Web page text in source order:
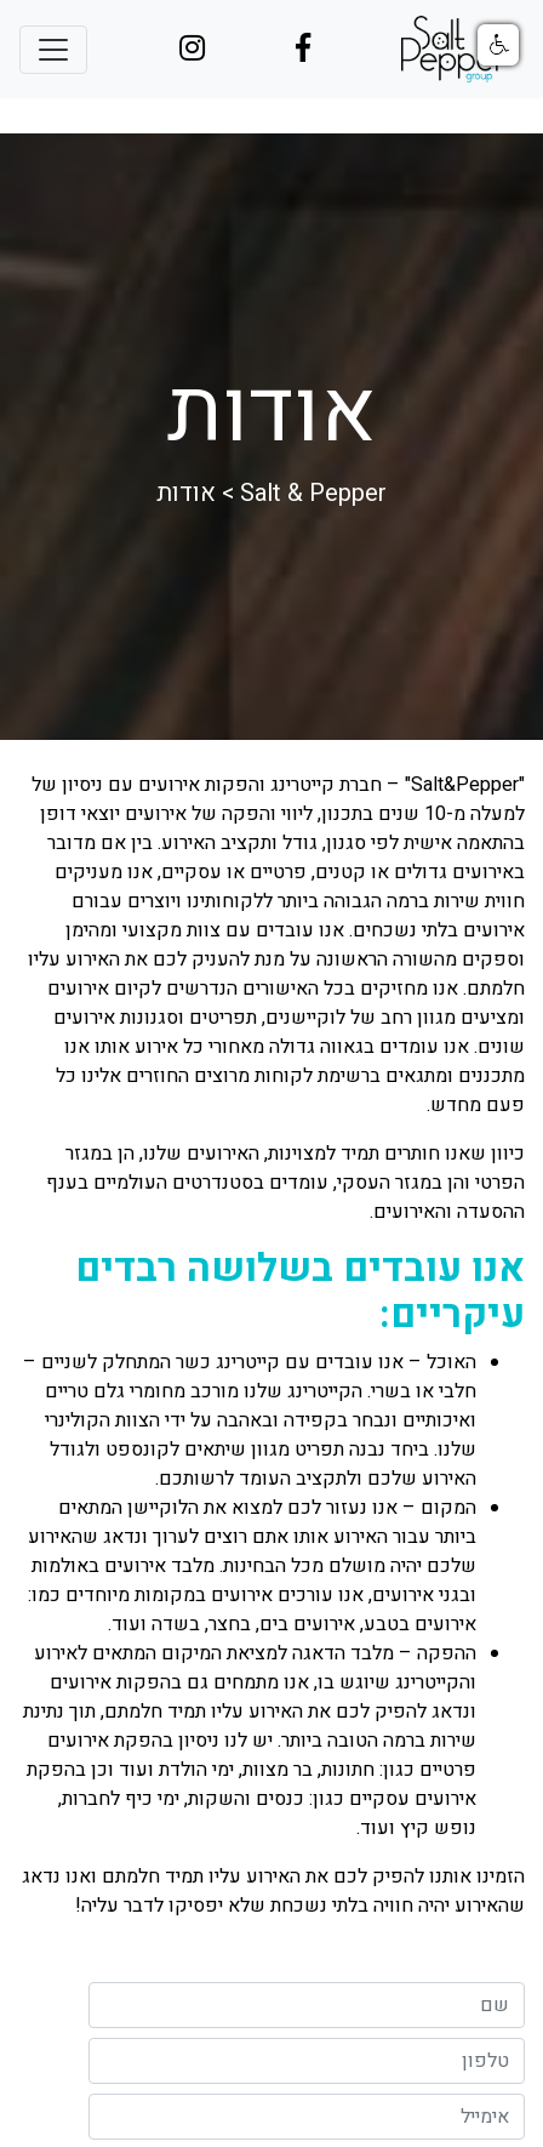
אודות
Salt & Pepper
> אודות
"Salt&Pepper" – חברת קייטרינג והפקות אירועים עם ניסיון של
למעלה מ-10 שנים בתכנון, ליווי והפקה של אירועים יוצאי דופן
בהתאמה אישית לפי סגנון, גודל ותקציב האירוע. בין אם מדובר
באירועים גדולים או קטנים, פרטיים או עסקיים, אנו מעניקים
חווית שירות ברמה הגבוהה ביותר ללקוחותינו ויוצרים עבורם
אירועים בלתי נשכחים. אנו עובדים עם צוות מקצועי ומהימן
וספקים מהשורה הראשונה על מנת להעניק לכם את האירוע עליו
חלמתם. אנו מחזיקים בכל האישורים הנדרשים לקיום אירועים
ומציעים מגוון רחב של לוקיישנים, תפריטים וסגנונות אירועים
שונים. אנו עומדים בגאווה גדולה מאחורי כל אירוע אותו אנו
מתכננים ומתגאים ברשימת לקוחות מרוצים החוזרים אלינו כל
פעם מחדש.
כיוון שאנו חותרים תמיד למצוינות, האירועים שלנו, הן במגזר
הפרטי והן במגזר העסקי, עומדים בסטנדרטים העולמיים בענף
ההסעדה והאירועים.
אנו עובדים בשלושה רבדים
עיקריים:
האוכל – אנו עובדים עם קייטרינג כשר המתחלק לשניים –
חלבי או בשרי. הקייטרינג שלנו מורכב מחומרי גלם טריים
ואיכותיים ונבחר בקפידה ובאהבה על ידי הצוות הקולינרי
שלנו. ביחד נבנה תפריט מגוון שיתאים לקונספט ולגודל
האירוע שלכם ולתקציב העומד לרשותכם.
המקום – אנו נעזור לכם למצוא את הלוקיישן המתאים
ביותר עבור האירוע אותו אתם רוצים לערוך ונדאג שהאירוע
שלכם יהיה מושלם מכל הבחינות. מלבד אירועים באולמות
ובגני אירועים, אנו עורכים אירועים במקומות מיוחדים כמו:
אירועים בטבע, אירועים בים, בחצר, בשדה ועוד.
ההפקה – מלבד הדאגה למציאת המיקום המתאים לאירוע
והקייטרינג שיוגש בו, אנו מתמחים גם בהפקות אירועים
ונדאג להפיק לכם את האירוע עליו תמיד חלמתם, תוך נתינת
שירות ברמה הטובה ביותר. יש לנו ניסיון בהפקת אירועים
פרטיים כגון: חתונות, בר מצוות, ימי הולדת ועוד וכן בהפקת
אירועים עסקיים כגון: כנסים והשקות, ימי כיף לחברות,
נופש קיץ ועוד.
הזמינו אותנו להפיק לכם את האירוע עליו תמיד חלמתם ואנו נדאג
שהאירוע יהיה חוויה בלתי נשכחת שלא יפסיקו לדבר עליה!
השם שלך (חובה)
הטלפון שלך (חובה)
האימייל שלך